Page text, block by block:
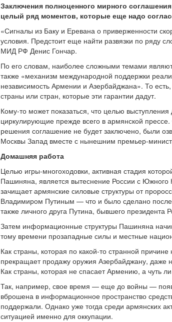
Заключения полноценного мирного
целый ряд моментов, которые еще надо
«Сигналы из Баку и Еревана о приверженности
условия. Предстоит еще найти развязки по ряду
МИД РФ Денис Гончар.
По его словам, наиболее сложными темами
также «механизм международной поддержки
независимость Армении и Азербайджана». То
страны или стран, которые эти гарантии дадут.
Кому-то может показаться, что целью
циркулирующие прежде всего в армянской
решения соглашение не будет заключено, были
Москвы Запад вместе с нынешним премьер-
Домашняя работа
Целью игры-многоходовки, активная стадия
Пашиняна, является вытеснение России с
зачищает армянские силовые структуры от
Владимиром Путиным — что и было сделано
также личного друга Путина, бывшего президента
Затем информационные структуры Пашиняна
тому времени прозападные силы и местные
Как страны, которая по какой-то странной
прекращает продажу оружия Азербайджану, даже
Как страны, которая не спасает Армению, а чуть
Так, например, свое время — еще до войны —
вброшена в информационное пространство
поддержали. Однако уже тогда среди армянских
ситуацией именно для оккупации.